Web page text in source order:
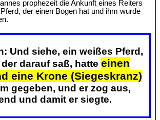
prophezeit die Ankunft eines Reiters
der einen Bogen hat und ihm wurde
Und siehe, ein weißes Pferd,
darauf saß, hatte einen
eine Krone (Siegeskranz)
gegeben, und er zog aus,
und damit er siegte.